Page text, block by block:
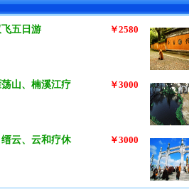
五日游 ￥2580
山、楠溪江疗 ￥3000
云、云和疗休 ￥3000